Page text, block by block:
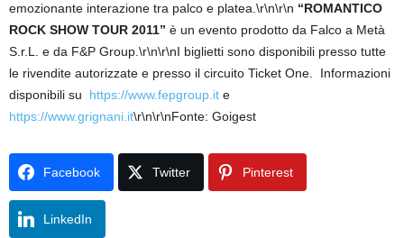
emozionante interazione tra palco e platea.\r\n\r\n “ROMANTICO
ROCK SHOW TOUR 2011” è un evento prodotto da Falco a Metà
S.r.L. e da F&P Group.\r\n\r\nI biglietti sono disponibili presso tutte
le rivendite autorizzate e presso il circuito Ticket One. Informazioni
disponibili su https://www.fepgroup.it e
https://www.grignani.it\r\n\r\nFonte: Goigest
Facebook Twitter Pinterest
LinkedIn